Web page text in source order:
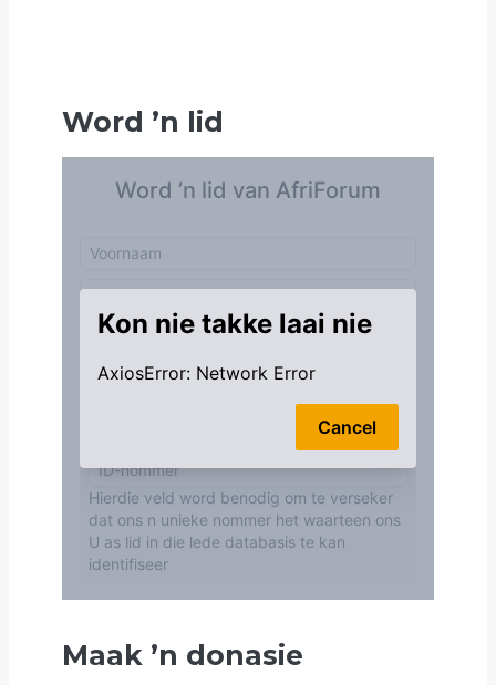
Word ’n lid
Maak ’n donasie